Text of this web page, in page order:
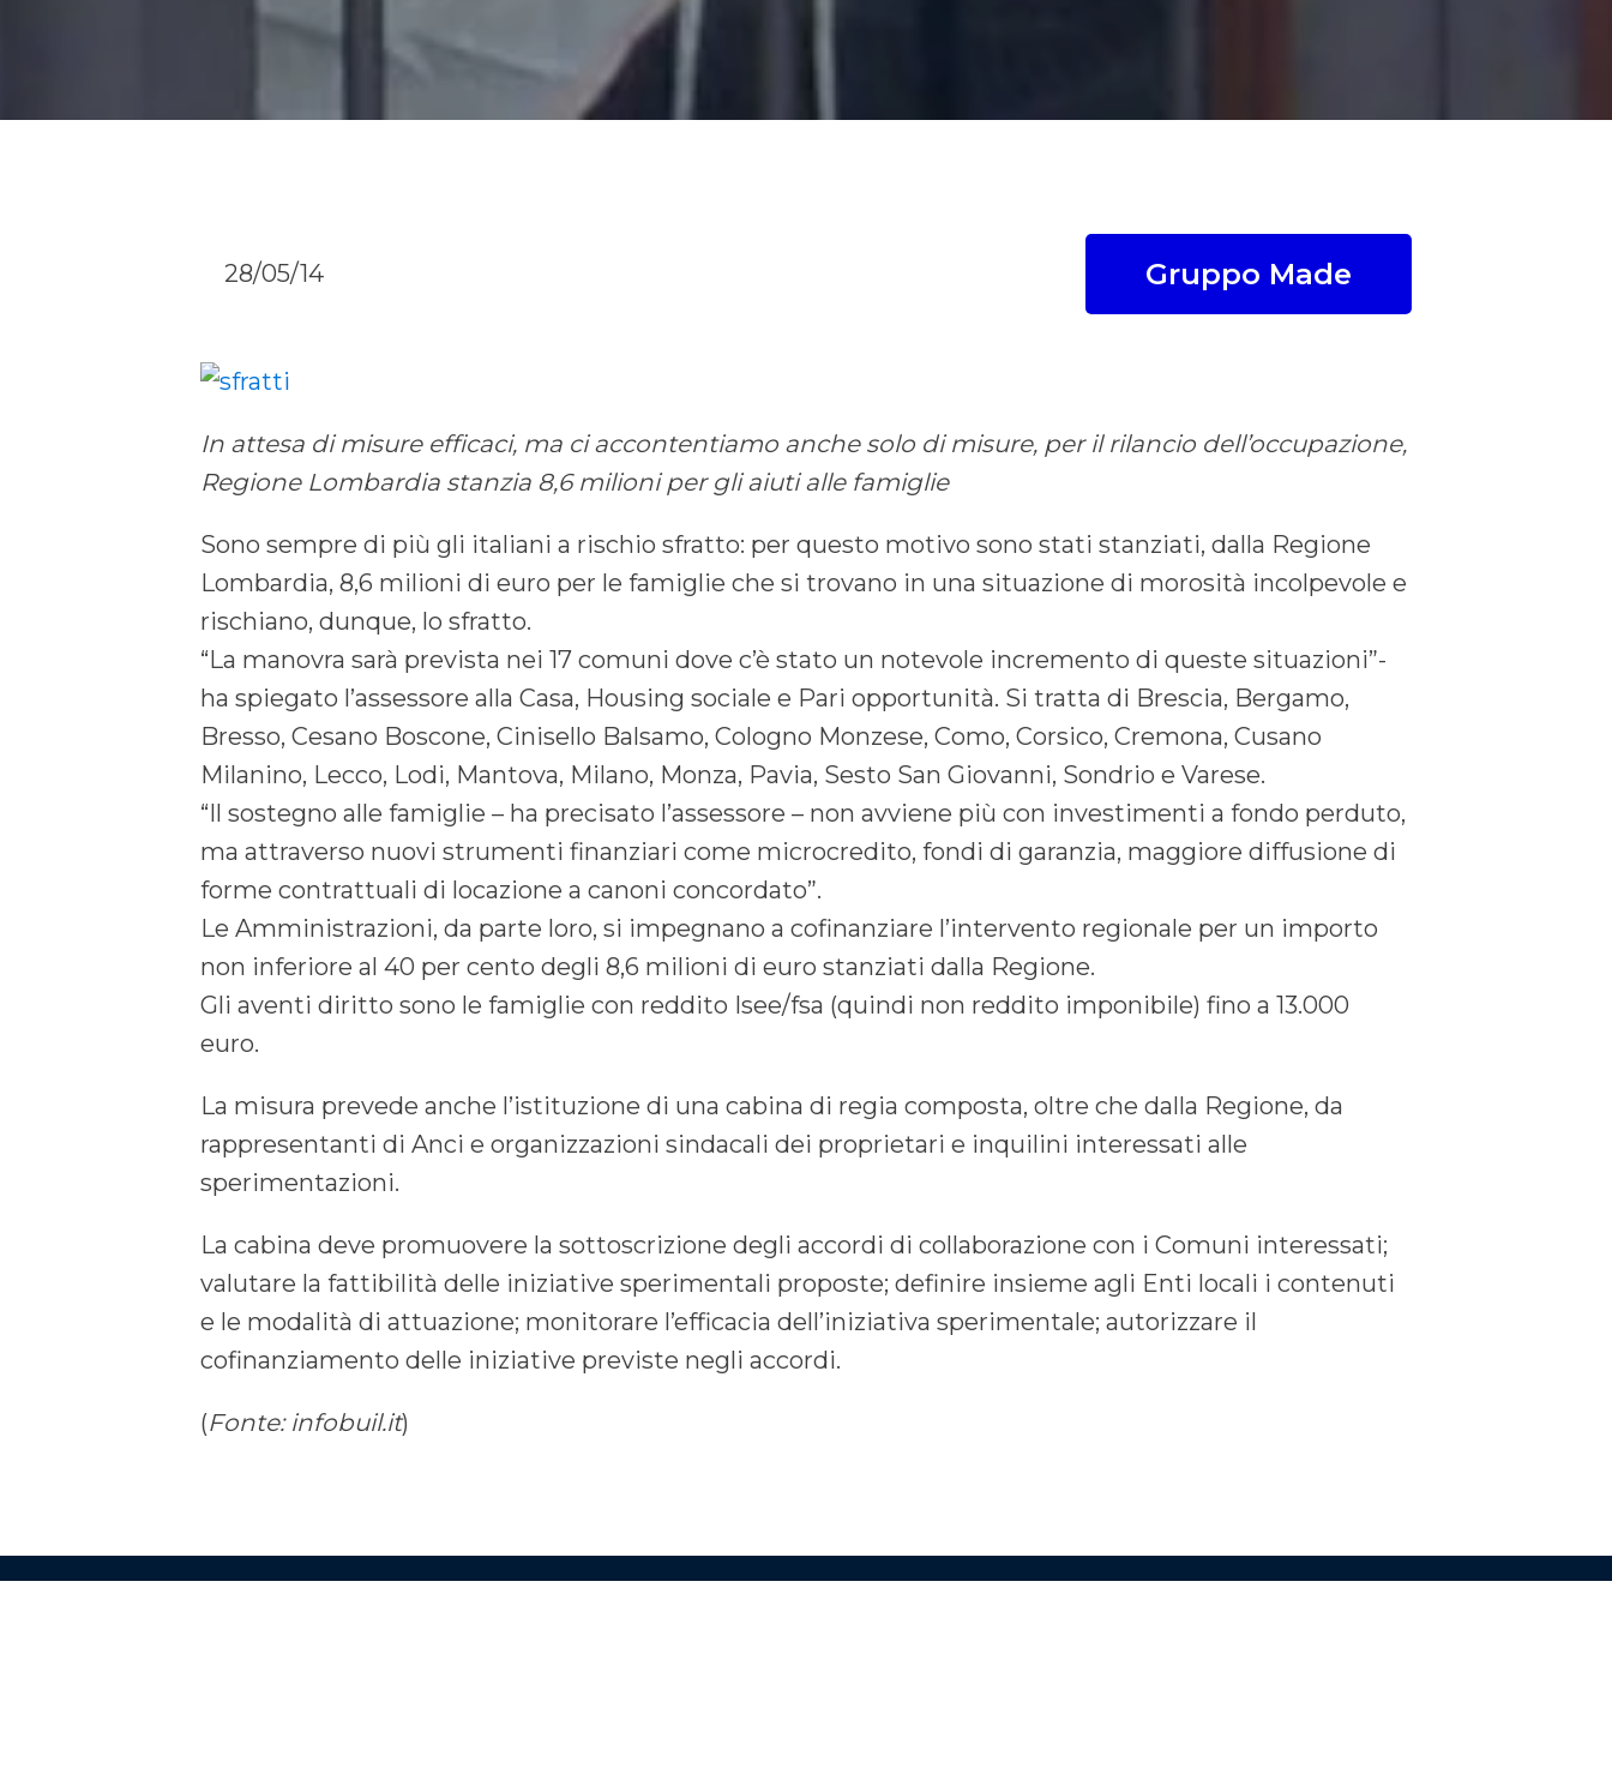
28/05/14 Gruppo Made
In attesa di misure efficaci, ma ci accontentiamo anche solo di misure, per il rilancio dell’occupazione,
Regione Lombardia stanzia 8,6 milioni per gli aiuti alle famiglie
Sono sempre di più gli italiani a rischio sfratto: per questo motivo sono stati stanziati, dalla Regione
Lombardia, 8,6 milioni di euro per le famiglie che si trovano in una situazione di morosità incolpevole e
rischiano, dunque, lo sfratto.
“La manovra sarà prevista nei 17 comuni dove c’è stato un notevole incremento di queste situazioni”-
ha spiegato l’assessore alla Casa, Housing sociale e Pari opportunità. Si tratta di Brescia, Bergamo,
Bresso, Cesano Boscone, Cinisello Balsamo, Cologno Monzese, Como, Corsico, Cremona, Cusano
Milanino, Lecco, Lodi, Mantova, Milano, Monza, Pavia, Sesto San Giovanni, Sondrio e Varese.
“Il sostegno alle famiglie – ha precisato l’assessore – non avviene più con investimenti a fondo perduto,
ma attraverso nuovi strumenti finanziari come microcredito, fondi di garanzia, maggiore diffusione di
forme contrattuali di locazione a canoni concordato”.
Le Amministrazioni, da parte loro, si impegnano a cofinanziare l’intervento regionale per un importo
non inferiore al 40 per cento degli 8,6 milioni di euro stanziati dalla Regione.
Gli aventi diritto sono le famiglie con reddito Isee/fsa (quindi non reddito imponibile) fino a 13.000
euro.
La misura prevede anche l’istituzione di una cabina di regia composta, oltre che dalla Regione, da
rappresentanti di Anci e organizzazioni sindacali dei proprietari e inquilini interessati alle
sperimentazioni.
La cabina deve promuovere la sottoscrizione degli accordi di collaborazione con i Comuni interessati;
valutare la fattibilità delle iniziative sperimentali proposte; definire insieme agli Enti locali i contenuti
e le modalità di attuazione; monitorare l’efficacia dell’iniziativa sperimentale; autorizzare il
cofinanziamento delle iniziative previste negli accordi.
(Fonte: infobuil.it)